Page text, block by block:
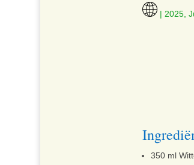
| 2025,
350 ml